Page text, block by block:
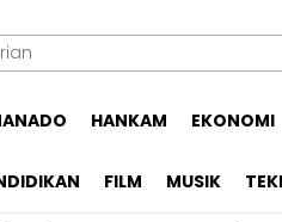
HANKAM EKONOMI
FILM MUSIK